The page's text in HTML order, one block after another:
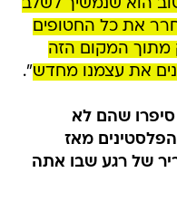
הוא שנמשיך לשלב
את כל החטופים
מתוך המקום הזה
את עצמנו מחדש".
שהם לא
מאז
של רגע שבו אתה